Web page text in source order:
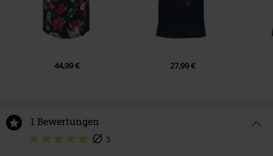
44,99 € 27,99 €
1 Bewertungen
5